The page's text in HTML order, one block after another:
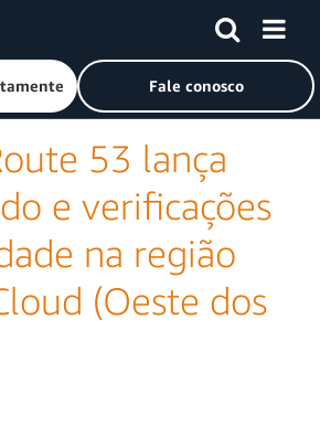
voltar à página inicial da Amazon Web
Fale conosco
53 lança
e verificações
na região
(Oeste dos